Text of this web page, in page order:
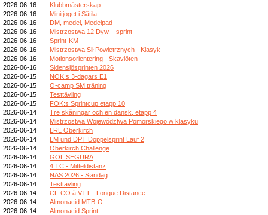
2026-06-16
Klubbmästerskap
2026-06-16
Minitjoget i Sätila
2026-06-16
DM, medel, Medelpad
2026-06-16
Mistrzostwa 12 Dyw. - sprint
2026-06-16
Sprint-KM
2026-06-16
Mistrzostwa Sił Powietrznych - Klasyk
2026-06-16
Motionsorientering - Skavlöten
2026-06-16
Sidensjösprinten 2026
2026-06-15
NOK:s 3-dagars E1
2026-06-15
O-camp SM träning
2026-06-15
Testtävling
2026-06-15
FOK:s Sprintcup etapp 10
2026-06-14
Tre skåningar och en dansk, etapp 4
2026-06-14
Mistrzostwa Województwa Pomorskiego w klasyku
2026-06-14
LRL Oberkirch
2026-06-14
LM und DPT Doppelsprint Lauf 2
2026-06-14
Oberkirch Challenge
2026-06-14
GOL SEGURA
2026-06-14
4.TC - Mitteldistanz
2026-06-14
NAS 2026 - Søndag
2026-06-14
Testtävling
2026-06-14
CF CO à VTT - Longue Distance
2026-06-14
Almonacid MTB-O
2026-06-14
Almonacid Sprint